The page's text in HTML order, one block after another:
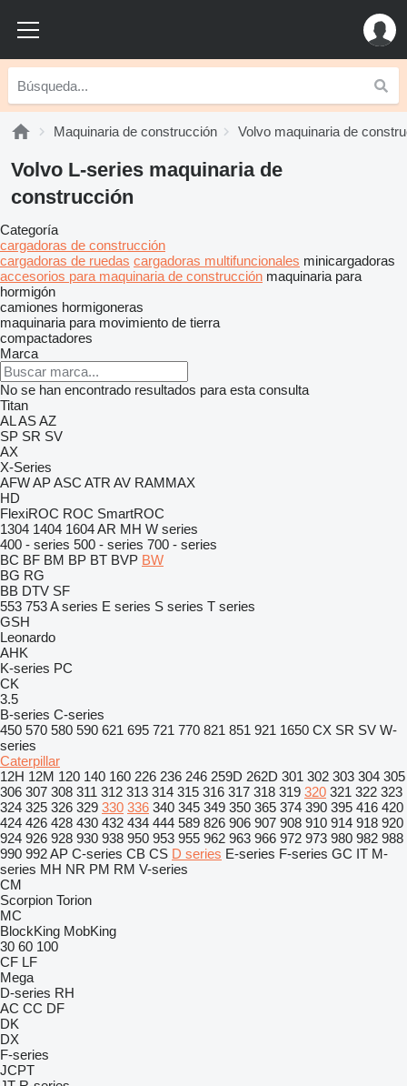
Maquinaria de construcción Volvo maquinaria de
Volvo L-series maquinaria de
construcción
Categoría
cargadoras de construcción
cargadoras de ruedas cargadoras multifuncionales minicargadoras
accesorios para maquinaria de construcción maquinaria para
hormigón
camiones hormigoneras
maquinaria para movimiento de tierra
compactadores
Marca
No se han encontrado resultados para esta consulta
Titan
ALASAZ
SP SR SV
AX
X-Series
AFWAPASC ATR AV RAMMAX
HD
FlexiROC ROC SmartROC
1304 1404 1604AR MH W series
400 - series 500 - series 700 - series
BC BF BM BP BT BVP BW
BG RG
BB DTV SF
553 753A series E series S series T series
GSH
Leonardo
AHK
K-series PC
CK
3.5
B-series C-series
450 570 580 590 621 695 721 770 821 851 921 1650 CX SR SV W-
series
Caterpillar
12H 12M 120 140 160 226 236 246 259D 262D 301 302 303 304 305
306 307 308 311 312 313 314 315 316 317 318 319 320 321 322 323
324 325 326 329 330 336 340 345 349 350 365 374 390 395 416 420
424 426 428 430 432 434 444 589 826 906 907 908 910 914 918 920
924 926 928 930 938 950 953 955 962 963 966 972 973 980 982 988
990 992AP C-series CB CS D series E-series F-series GC IT M-
series MH NR PM RM V-series
CM
Scorpion Torion
MC
BlockKing MobKing
30 60 100
CF LF
Mega
D-series RH
AC CC DF
DK
DX
F-series
JCPT